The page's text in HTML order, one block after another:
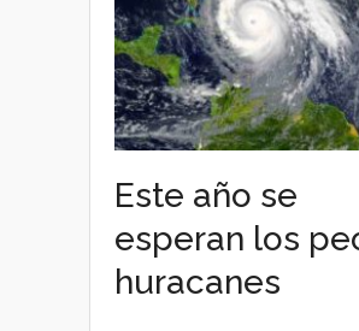
Este año se
esperan los
huracanes